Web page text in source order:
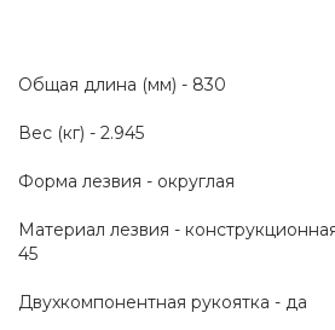
Общая длина (мм) - 830
Вес (кг) - 2.945
Форма лезвия - округлая
Материал лезвия -
45
Двухкомпонентная рукоятка - да